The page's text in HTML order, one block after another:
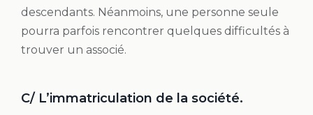
descendants. Néanmoins, une personne seule
pourra parfois rencontrer quelques difficultés à
trouver un associé.
C/ L’immatriculation de la société.